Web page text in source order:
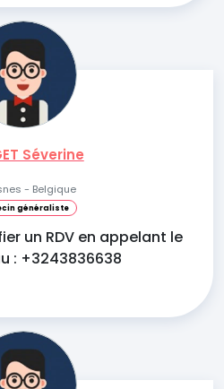
Séverine
- Belgique
généraliste
un RDV en appelant le
: +3243836638